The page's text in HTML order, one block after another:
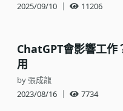
2025/09/10 ｜ 11206
ChatGPT會影響工作
用
by 張成龍
2023/08/16 ｜ 7734